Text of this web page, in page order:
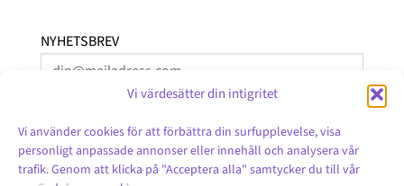
Vi värdesätter din intigritet
Vi använder cookies för att förbättra din surfupplevelse, visa
personligt anpassade annonser eller innehåll och analysera vår
trafik. Genom att klicka på "Acceptera alla" samtycker du till vår
NYHETSBREV